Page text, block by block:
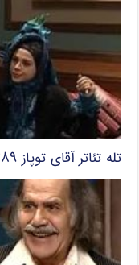
تله تئاتر آقای توپاز ۱۳۸۹ – کامل